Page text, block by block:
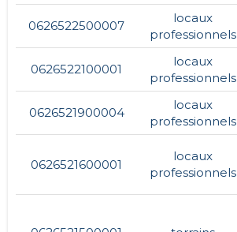
0626522500007
locaux
professionnels
0626522100001
locaux
professionnels
0626521900004
locaux
professionnels
0626521600001
locaux
professionnels